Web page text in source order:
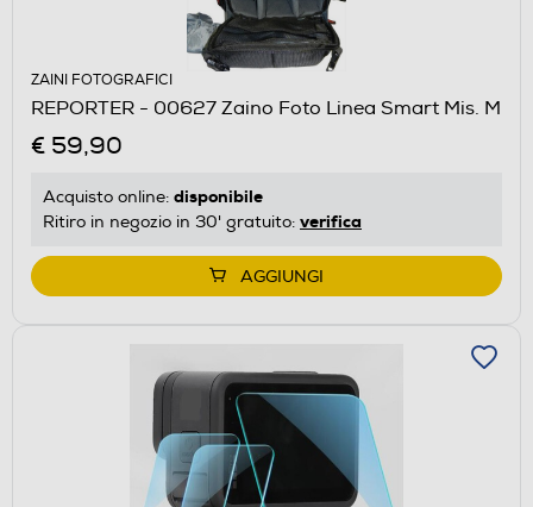
ZAINI FOTOGRAFICI
REPORTER - 00627 Zaino Foto Linea Smart Mis. M
€ 59,90
Acquisto online: disponibile
Ritiro in negozio in 30' gratuito: verifica
AGGIUNGI